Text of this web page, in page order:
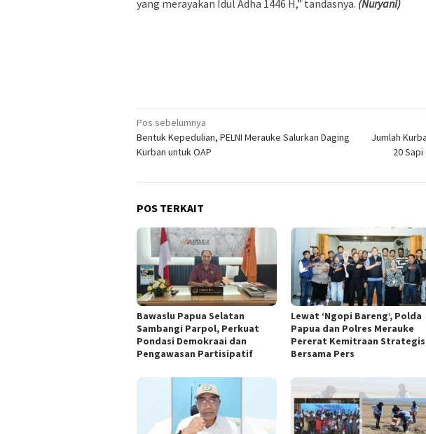
yang merayakan Idul Adha 1446 H,” tandasnya. (Nuryani)
Navigasi
pos
Pos sebelumnya
Bentuk Kepedulian, PELNI Merauke Salurkan Daging
Kurban untuk OAP
Jumlah
20
POS TERKAIT
Bawaslu Papua Selatan
Sambangi Parpol, Perkuat
Pondasi Demokraai dan
Pengawasan Partisipatif
Lewat ‘Ngopi Bareng’, Polda
Papua dan Polres Merauke
Pererat Kemitraan Strategis
Bersama Pers